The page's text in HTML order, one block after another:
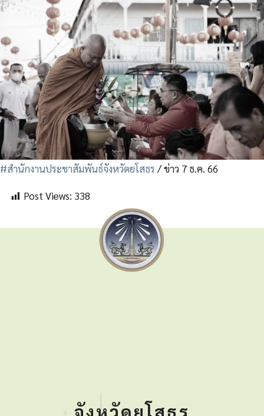
#สำนักงานประชาสัมพันธ์จังหวัดยโสธร / ข่าว 7 ธ.ค. 66
Post Views: 338